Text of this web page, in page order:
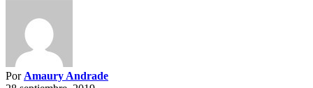
Por Amaury Andrade